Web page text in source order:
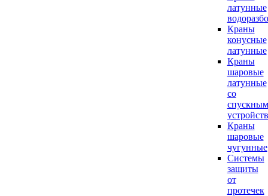
латунные
Краны
конусные
латунные
Краны
шаровые
латунные
со
спускным
Краны
шаровые
чугунные
Системы
защиты
от
протечек